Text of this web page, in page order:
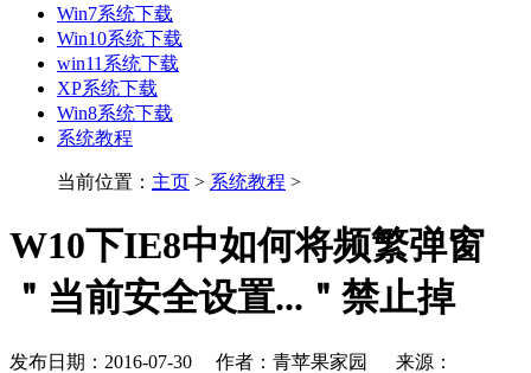
Win7系统下载
Win10系统下载
win11系统下载
XP系统下载
Win8系统下载
系统教程
当前位置： 主页 > 系统教程 >
W10下IE8中如何将频繁弹窗
＂当前安全设置...＂禁止掉
发布日期：2016-07-30 作者：青苹果家园
来源：